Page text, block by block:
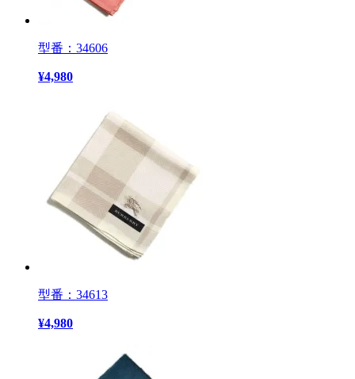
型番：34606
¥4,980
型番：34613
¥4,980